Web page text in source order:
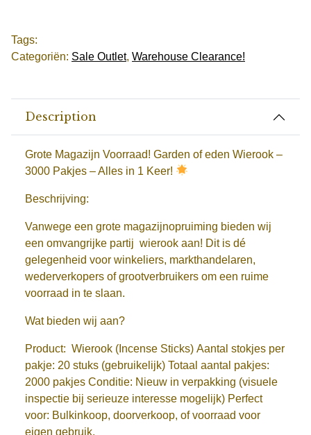
Tags:
Categoriën: Sale Outlet, Warehouse Clearance!
Description
Grote Magazijn Voorraad! Garden of eden Wierook –
3000 Pakjes – Alles in 1 Keer!
Beschrijving:
Vanwege een grote magazijnopruiming bieden wij
een omvangrijke partij wierook aan! Dit is dé
gelegenheid voor winkeliers, markthandelaren,
wederverkopers of grootverbruikers om een ruime
voorraad in te slaan.
Wat bieden wij aan?
Product: Wierook (Incense Sticks) Aantal stokjes per
pakje: 20 stuks (gebruikelijk) Totaal aantal pakjes:
2000 pakjes Conditie: Nieuw in verpakking (visuele
inspectie bij serieuze interesse mogelijk) Perfect
voor: Bulkinkoop, doorverkoop, of voorraad voor
eigen gebruik.